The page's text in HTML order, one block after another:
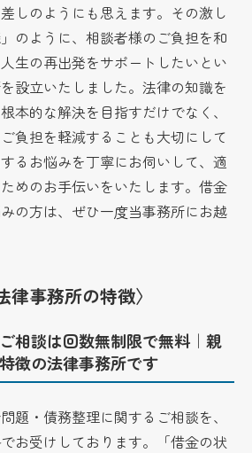
しのようにも思えます。その激し
のように、相談者様のご負担を和
生の再出発をサポートしたいとい
設立いたしました。法律の知識を
本的な解決を目指すだけでなく、
負担を軽減することも大切にして
るお悩みを丁寧にお伺いして、適
めのお手伝いをいたします。借金
の方は、ぜひ一度当事務所にお越
律事務所の特徴〉
相談は回数無制限で無料｜親
徴の法律事務所です
題・債務整理に関するご相談を、
お受けしております。「借金の状